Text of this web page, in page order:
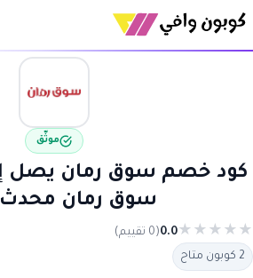
موثّق
سوق رمان محدث 2026
★
★
★
★
★
0.0(0 تقييم)
2 كوبون متاح